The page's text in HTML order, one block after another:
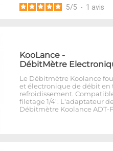
5/5 - 1 avis
KooLance -
DébitMètre
Le Débitmètre Koolance
et électronique de débit
refroidissement.
filetage 1/4". L'adaptateur
Débitmètre Koolance ADT-